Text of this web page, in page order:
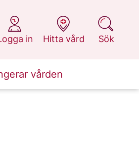
in
på 1177.se
Hitta vård
på 1177.se
Sök
på 1177.se
vården